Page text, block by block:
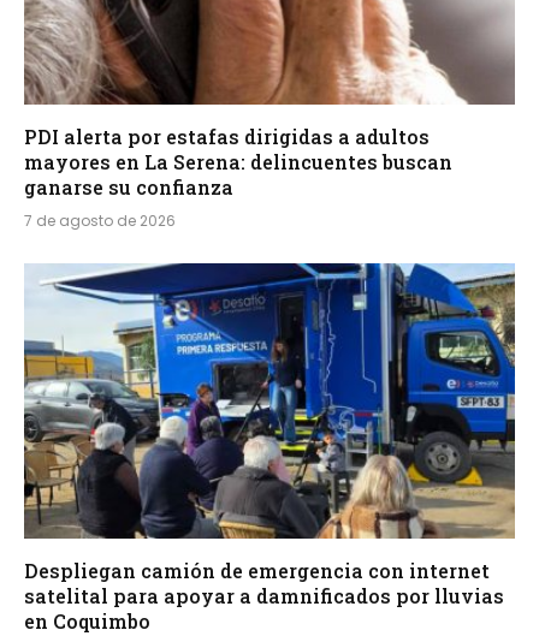
PDI alerta por estafas dirigidas a adultos
mayores en La Serena: delincuentes buscan
ganarse su confianza
7 de agosto de 2026
Despliegan camión de emergencia con internet
satelital para apoyar a damnificados por lluvias
en Coquimbo